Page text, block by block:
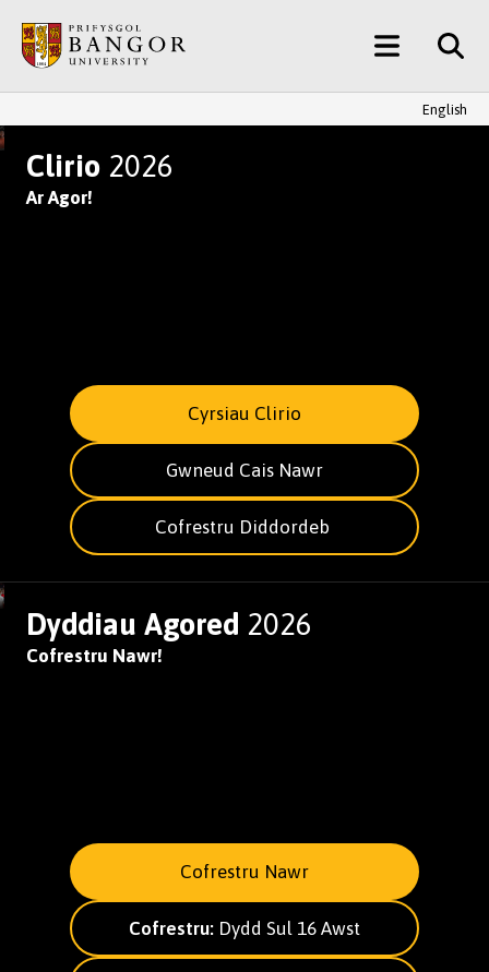
Prif
Gynnwys
Main
Menu
English
YMUNWCH AG UN O
Clirio 2026
Ar Agor!
Cyrsiau Clirio
Gwneud Cais Nawr
Cofrestru Diddordeb
Dyddiau Agored 2026
Cofrestru Nawr!
Cofrestru Nawr
Cofrestru: Dydd Sul 16 Awst